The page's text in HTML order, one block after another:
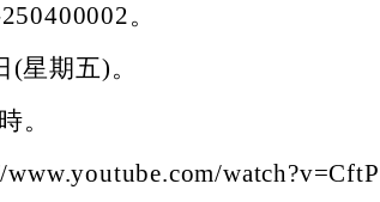
。
(星期五)。
。
watch?v=CftP